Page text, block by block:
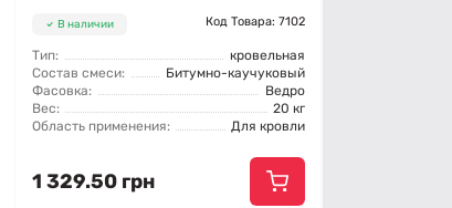
В наличии Код Товара: 7102
Тип:
кровельная
Состав смеси:
Битумно-каучуковый
Фасовка:
Ведро
Вес:
20 кг
Область применения:
Для кровли
1 329.50 грн